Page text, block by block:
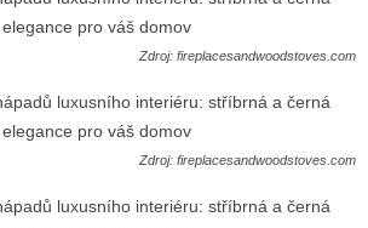
Zdroj: fireplacesandwoodstoves.com
Zdroj: fireplacesandwoodstoves.com